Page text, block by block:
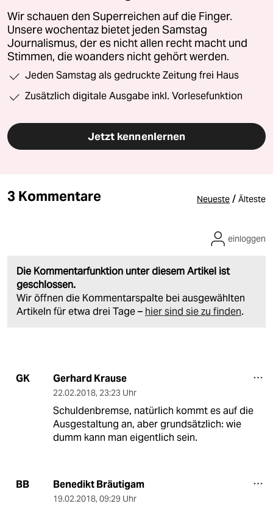
Wir schauen den Superreichen auf die Finger.
Unsere wochentaz bietet jeden Samstag
Journalismus, der es nicht allen recht macht und
Stimmen, die woanders nicht gehört werden.
Jeden Samstag als gedruckte Zeitung frei Haus
Zusätzlich digitale Ausgabe inkl. Vorlesefunktion
Jetzt kennenlernen
3 Kommentare Neueste / Älteste
Die Kommentarfunktion unter diesem Artikel ist
geschlossen.
Wir öffnen die Kommentarspalte bei ausgewählten
Artikeln für etwa drei Tage – hier sind sie zu finden.
einloggen
GK Gerhard Krause
22.02.2018, 23:23 Uhr
Schuldenbremse, natürlich kommt es auf die
Ausgestaltung an, aber grundsätzlich: wie
dumm kann man eigentlich sein.
BB Benedikt Bräutigam
19.02.2018, 09:29 Uhr